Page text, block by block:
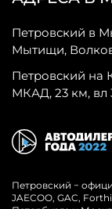
Петровский в
Мытищи,
Петровский на
МКАД, 23 км, вл
Петровский −
JAECOO, GAC,